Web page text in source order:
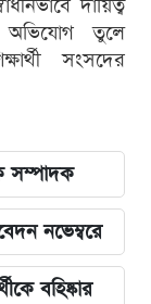
দায়িত্ব
অভিযোগ তুলে
সংসদের
সম্পাদক
নভেম্বরে
বহিষ্কার